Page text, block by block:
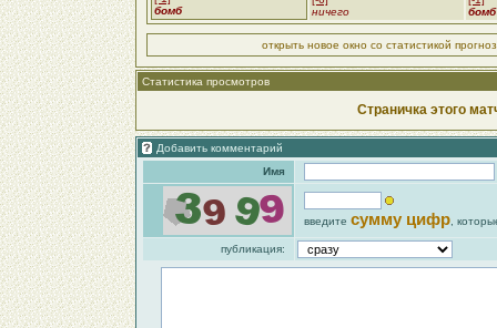
бомб
ничего
бомб
открыть новое окно со статистикой
Статистика просмотров
Страничка этого
Добавить комментарий
Имя
введите сумму цифр ,
публикация: